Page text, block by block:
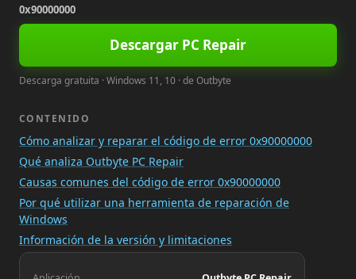
0x90000000
Descargar PC Repair
Descarga gratuita · Windows 11, 10 · de Outbyte
CONTENIDO
Cómo analizar y reparar el código de error 0x90000000
Qué analiza Outbyte PC Repair
Causas comunes del código de error 0x90000000
Por qué utilizar una herramienta de reparación de
Windows
Información de la versión y limitaciones